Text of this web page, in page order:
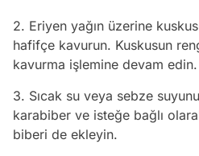
2. Eriyen yağın üzerine
hafifçe kavurun. Kuskusun
kavurma işlemine devam edin.
3. Sıcak su veya sebze
karabiber ve isteğe bağlı
biberi de ekleyin.